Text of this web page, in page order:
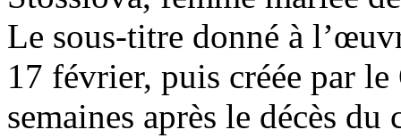
Le sous-titre donné à
17 février, puis créée par
semaines après le décès